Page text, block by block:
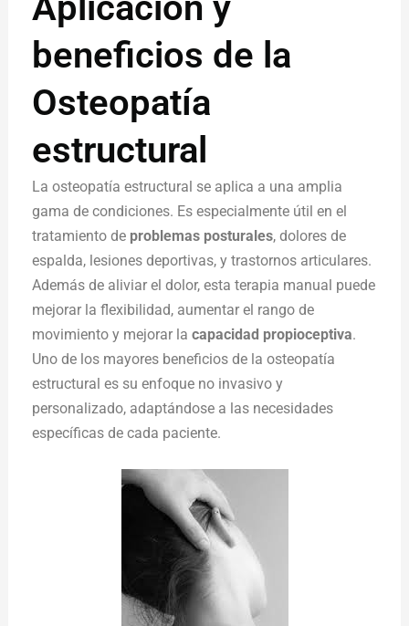
beneficios de la
Osteopatía
estructural
La osteopatía estructural se aplica a una amplia
gama de condiciones. Es especialmente útil en el
tratamiento de problemas posturales, dolores de
espalda, lesiones deportivas, y trastornos articulares.
Además de aliviar el dolor, esta terapia manual puede
mejorar la flexibilidad, aumentar el rango de
movimiento y mejorar lacapacidad propioceptiva.
Uno de los mayores beneficios de la osteopatía
estructural es su enfoque no invasivo y
personalizado, adaptándose a las necesidades
específicas de cada paciente.